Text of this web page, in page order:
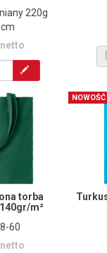
220g
netto
torba
m²
60
netto
NOWOŚĆ